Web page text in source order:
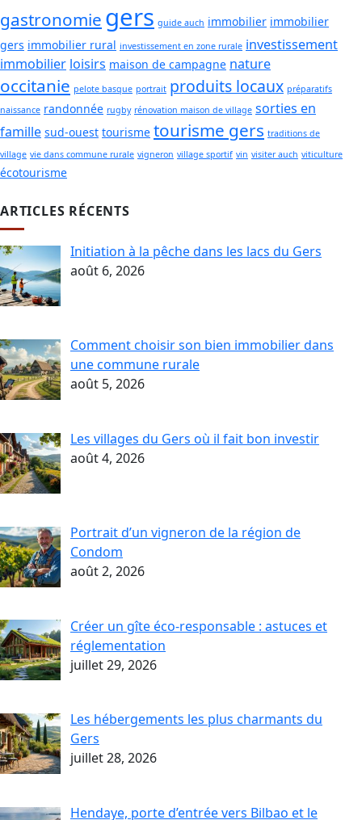
gastronomie gers guide auch immobilier immobilier
gers immobilier rural investissement en zone rurale investissement
immobilier loisirs maison de campagne nature
occitanie pelote basque portrait produits locaux préparatifs
naissance randonnée rugby rénovation maison de village sorties en
famille sud-ouest tourisme tourisme gers traditions de
village vie dans commune rurale vigneron village sportif vin visiter auch viticulture
écotourisme
ARTICLES RÉCENTS
Initiation à la pêche dans les lacs du Gers
août 6, 2026
Comment choisir son bien immobilier dans
une commune rurale
août 5, 2026
Les villages du Gers où il fait bon investir
août 4, 2026
Portrait d’un vigneron de la région de
Condom
août 2, 2026
Créer un gîte éco-responsable : astuces et
réglementation
juillet 29, 2026
Les hébergements les plus charmants du
Gers
juillet 28, 2026
Hendaye, porte d’entrée vers Bilbao et le